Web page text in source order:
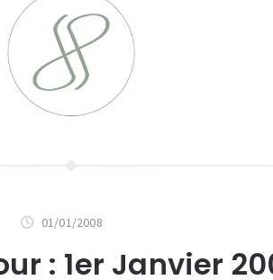
01/01/2008
: 1er Janvier